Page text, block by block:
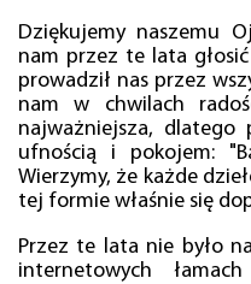
Dziękujemy naszemu
nam przez te lata
prowadził nas przez
nam w chwilach
najważniejsza,
ufnością i pokojem:
Wierzymy, że każde
tej formie właśnie się
Przez te lata nie było
internetowych